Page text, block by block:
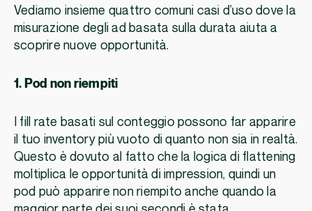
Vediamo insieme quattro comuni casi d’uso dove la
misurazione degli ad basata sulla durata aiuta a
scoprire nuove opportunità.
1. Pod non riempiti
I fill rate basati sul conteggio possono far apparire
il tuo inventory più vuoto di quanto non sia in realtà.
Questo è dovuto al fatto che la logica di flattening
moltiplica le opportunità di impression, quindi un
pod può apparire non riempito anche quando la